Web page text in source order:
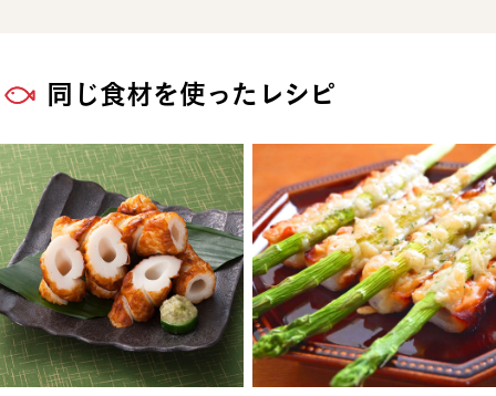
同じ食材を使ったレシピ